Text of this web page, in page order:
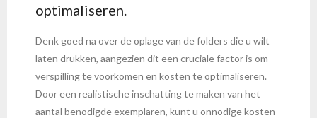
optimaliseren.
Denk goed na over de oplage van de folders die u wilt
laten drukken, aangezien dit een cruciale factor is om
verspilling te voorkomen en kosten te optimaliseren.
Door een realistische inschatting te maken van het
aantal benodigde exemplaren, kunt u onnodige kosten